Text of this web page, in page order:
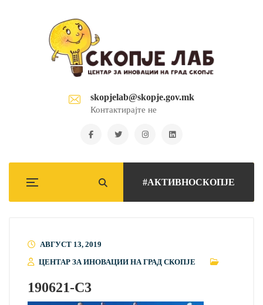
skopjelab@skopje.gov.mk
Контактирајте не
#АКТИВНОСКОПЈЕ
АВГУСТ 13, 2019
ЦЕНТАР ЗА ИНОВАЦИИ НА ГРАД СКОПЈЕ
190621-C3